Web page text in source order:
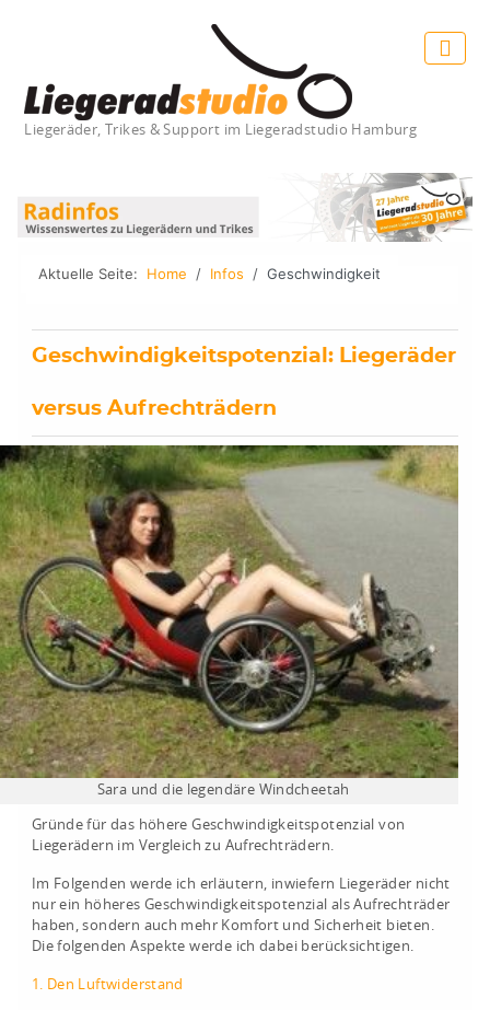
Liegeräder, Trikes & Support im Liegeradstudio Hamburg
Aktuelle Seite: Home Infos Geschwindigkeit
Geschwindigkeitspotenzial: Liegeräder
versus Aufrechträdern
Sara und die legendäre Windcheetah
Gründe für das höhere Geschwindigkeitspotenzial von
Liegerädern im Vergleich zu Aufrechträdern.
Im Folgenden werde ich erläutern, inwiefern Liegeräder nicht
nur ein höheres Geschwindigkeitspotenzial als Aufrechträder
haben, sondern auch mehr Komfort und Sicherheit bieten.
Die folgenden Aspekte werde ich dabei berücksichtigen.
1. Den Luftwiderstand